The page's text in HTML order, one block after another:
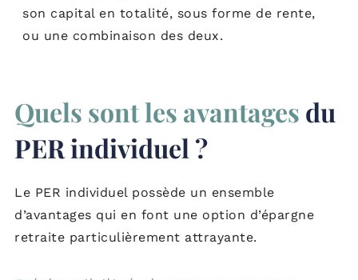
son capital en totalité, sous forme de rente,
ou une combinaison des deux.
Quels sont les avantages du
PER individuel ?
Le PER individuel possède un ensemble
d’avantages qui en font une option d’épargne
retraite particulièrement attrayante.